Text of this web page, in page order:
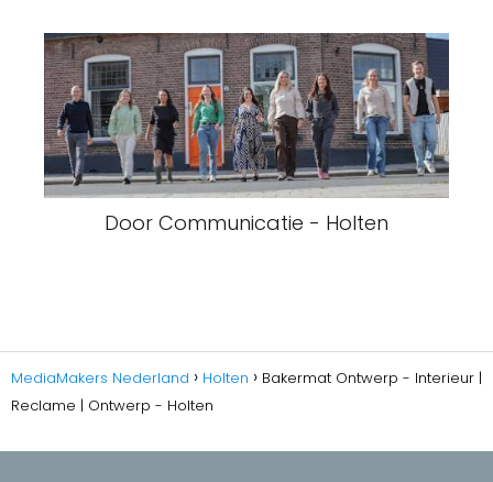
Door Communicatie - Holten
MediaMakers Nederland Holten
Bakermat Ontwerp - Interieur |
Reclame | Ontwerp - Holten